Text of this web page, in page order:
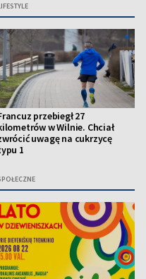
przebiegł 27
w Wilnie. Chciał
uwagę na cukrzycę
1